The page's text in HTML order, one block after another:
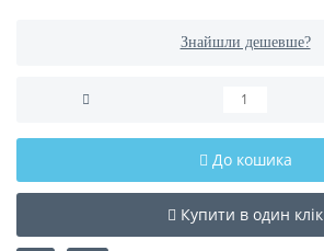
Знайшли дешевше?
До кошика
Купити в один клік